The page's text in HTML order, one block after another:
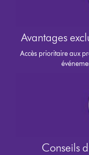
Avantages
Accès prioritaire aux
Conseils